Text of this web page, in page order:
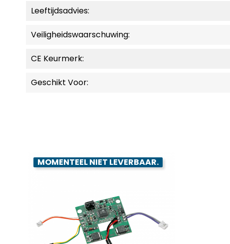
Leeftijdsadvies:
Veiligheidswaarschuwing:
CE Keurmerk:
Geschikt Voor:
MOMENTEEL NIET LEVERBAAR.